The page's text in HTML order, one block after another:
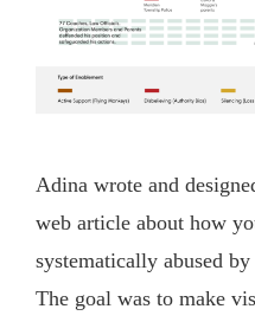
Adina wrote and
web article about how
systematically abused
The goal was to make